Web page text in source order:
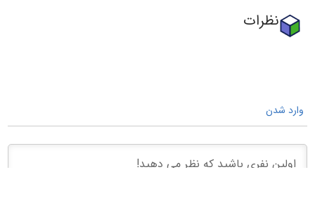
نظرات
وارد شدن